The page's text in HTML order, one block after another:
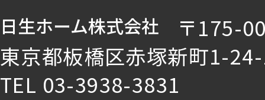
日生ホーム株式会社
〒175-
東京都板橋区赤塚新町1-
TEL 03-3938-3831